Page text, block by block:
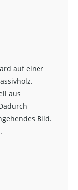
auf einer
aus
Bild.